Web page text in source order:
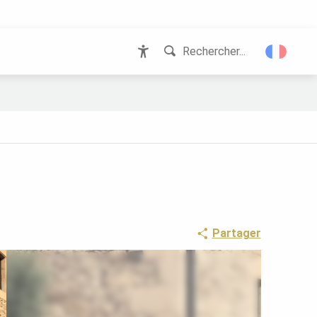
Rechercher...
Partager